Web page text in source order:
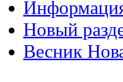
Новый
Весник